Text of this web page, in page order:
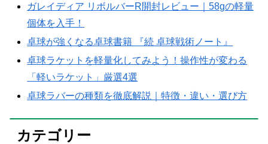
ガレイディア リボルバーR開封レビュー｜58gの軽量
個体を入手！
卓球が強くなる卓球書籍 『続 卓球戦術ノート』
卓球ラケットを軽量化してみよう！操作性が変わる
「軽いラケット」厳選4選
卓球ラバーの種類を徹底解説｜特徴・違い・選び方
カテゴリー